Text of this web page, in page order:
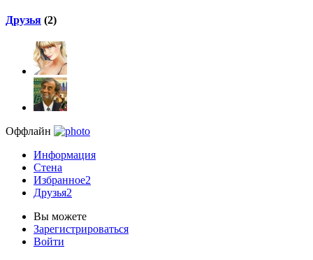
Друзья (2)
Оффлайн
Информация
Стена
Избранное2
Друзья2
Вы можете
Зарегистрироваться
Войти